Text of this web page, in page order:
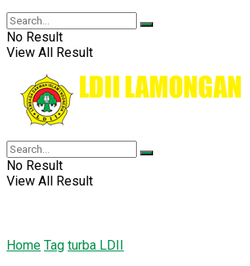
No Result
View All Result
No Result
View All Result
Home Tag turba LDII